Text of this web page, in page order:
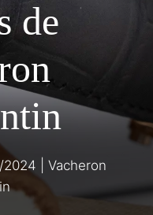
de
2024
Vacheron